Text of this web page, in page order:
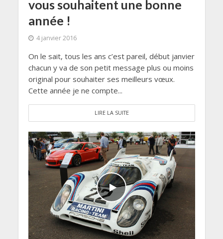
vous souhaitent une bonne
année !
4 janvier 2016
On le sait, tous les ans c’est pareil, début janvier
chacun y va de son petit message plus ou moins
original pour souhaiter ses meilleurs vœux.
Cette année je ne compte...
LIRE LA SUITE